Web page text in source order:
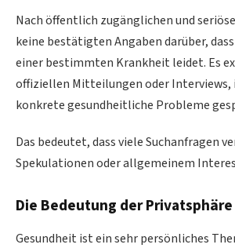
Nach öffentlich zugänglichen und
keine bestätigten Angaben darüber,
einer bestimmten Krankheit leidet. Es
offiziellen Mitteilungen oder Interviews,
konkrete gesundheitliche Probleme
Das bedeutet, dass viele Suchanfragen
Spekulationen oder allgemeinem
Die Bedeutung der Privatsphäre
Gesundheit ist ein sehr persönliches